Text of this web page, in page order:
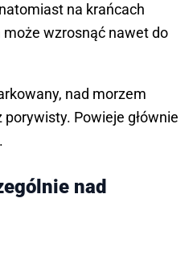
na krańcach
może wzrosnąć nawet do
nad morzem
Powieje głównie
nad